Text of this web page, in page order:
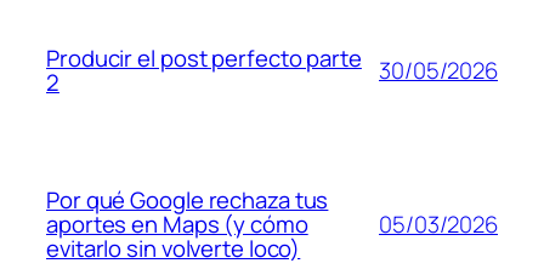
Producir el post perfecto parte
2 30/05/2026
Por qué Google rechaza tus
aportes en Maps (y cómo
evitarlo sin volverte loco)
05/03/2026